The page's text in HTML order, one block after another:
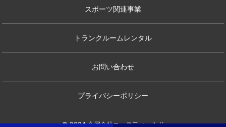
スポーツ関連事業
トランクルームレンタル
お問い合わせ
プライバシーポリシー
© 2024 合同会社エースフィールド